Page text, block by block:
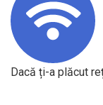
Dacă ți-a plăcut